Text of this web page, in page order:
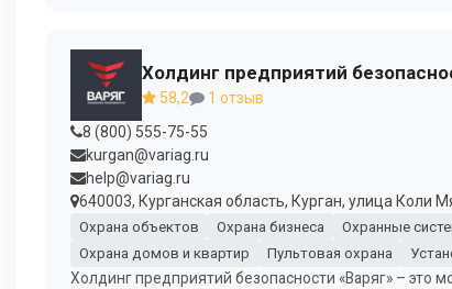
Холдинг предприятий
58,2
1 отзыв
8 (800) 555-75-55
kurgan@variag.ru
help@variag.ru
640003, Курганская область, Курган, улица Коли
Охрана объектов Охрана бизнеса Охранные
Охрана домов и квартир
Пультовая охрана
Холдинг предприятий безопасности «Варяг» –